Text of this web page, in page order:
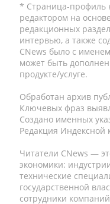
* Страница-профиль
редактором на
редакционных
интервью, а также
CNews было с
может быть
продукте/услуге.
Обработан архив
Ключевых фраз
Создано именных
Редакция Индексной
Читатели CNews —
экономики:
технические
государственной
сотрудники